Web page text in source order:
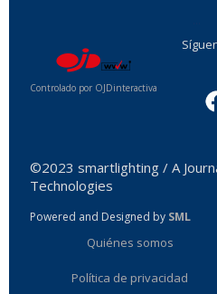
Controlado por OJDinteractiva
©2023 smartlighting / A
Technologies
Powered and Designed by SML
Quiénes somos
Política de privacidad